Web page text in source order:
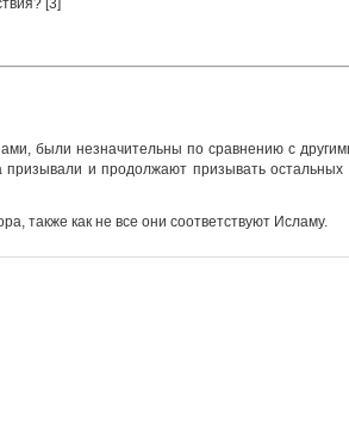
[3]
были незначительны по сравнению с
призывали и продолжают призывать остальных
также как не все они соответствуют Исламу.